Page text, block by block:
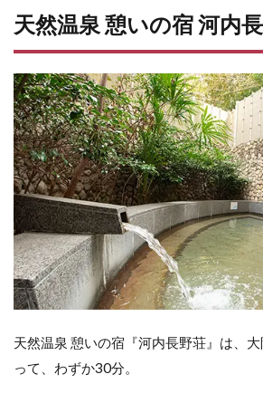
天然温泉 憩いの宿 河内
天然温泉 憩いの宿『河内長野荘』は、
って、わずか30分。